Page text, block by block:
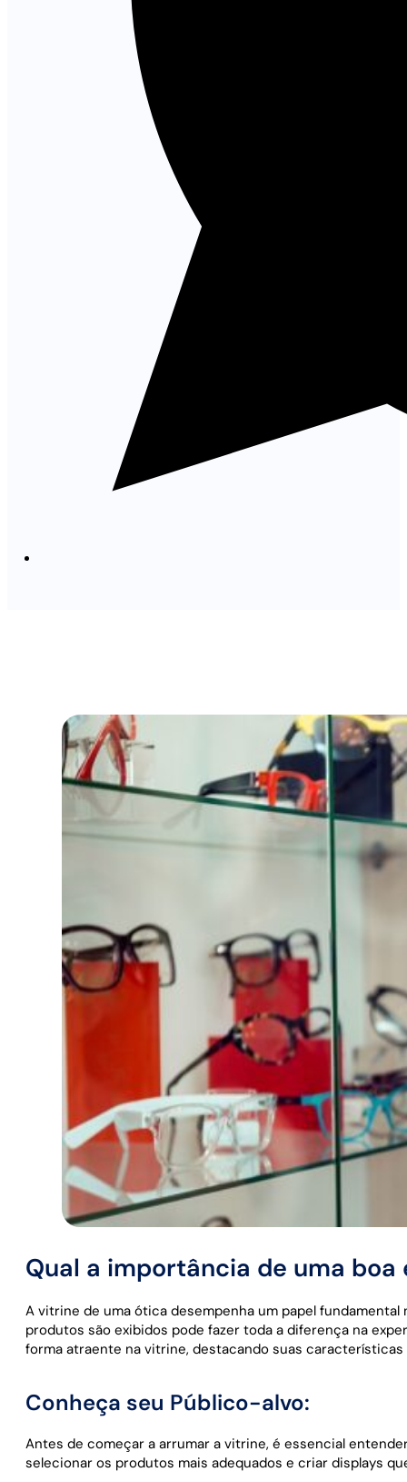
Qual a importância de uma
A vitrine de uma ótica desempenha um papel
produtos são exibidos pode fazer toda a diferença na
forma atraente na vitrine, destacando suas características
Conheça seu Público-alvo:
Antes de começar a arrumar a vitrine, é essencial
selecionar os produtos mais adequados e criar displays